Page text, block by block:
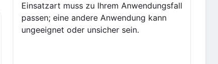
Einsatzart muss zu Ihrem Anwendungsfall
passen; eine andere Anwendung kann
ungeeignet oder unsicher sein.